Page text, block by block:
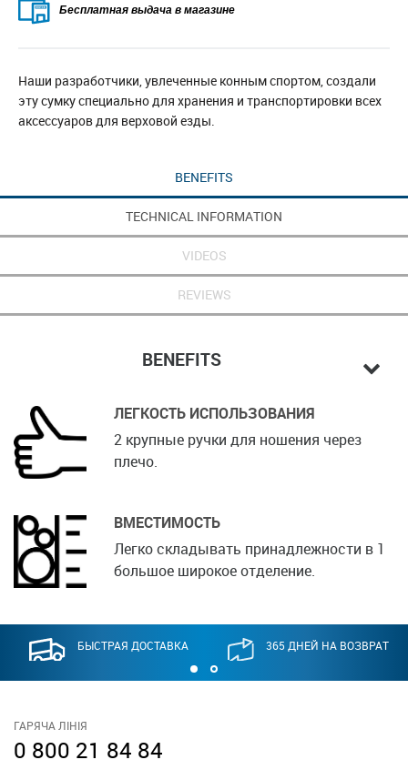
Бесплатная выдача в магазине
Наши разработчики, увлеченные конным спортом, создали
эту сумку специально для хранения и транспортировки всех
аксессуаров для верховой езды.
BENEFITS
TECHNICAL INFORMATION
VIDEOS
REVIEWS
BENEFITS
ЛЕГКОСТЬ ИСПОЛЬЗОВАНИЯ
2 крупные ручки для ношения через
плечо.
ВМЕСТИМОСТЬ
Легко складывать принадлежности в 1
большое широкое отделение.
БЫСТРАЯ ДОСТАВКА 365 ДНЕЙ НА ВОЗВРАТ
ГАРЯЧА ЛІНІЯ
0 800 21 84 84